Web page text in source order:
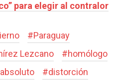
para elegir al contralor
#Paraguay
Lezcano #homólogo
#distorción